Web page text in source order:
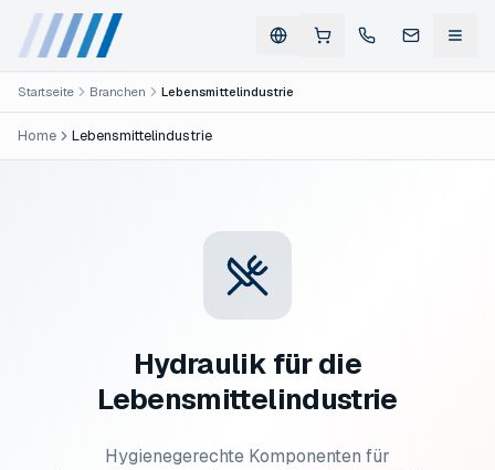
Startseite Branchen Lebensmittelindustrie
Home Lebensmittelindustrie
Hydraulik für die
Lebensmittelindustrie
Hygienegerechte Komponenten für